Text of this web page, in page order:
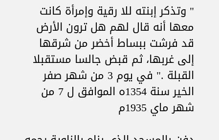
" وتذكر إبنته للا رقية وإمرأة كانت
معها أنه قال لهم هل ترون الأرض
قد فرشت ببساط أخضر من شرقها
إلى غربها، ثم قبض جالسا مستقبلا
القبلة ." في يوم 3 من شهر صفر
الخير سنة 1354ه الموافق ل 7 من
شهر ماي 1935م